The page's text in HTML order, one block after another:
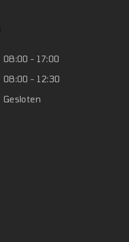
08:00 - 17:00
08:00 - 12:30
Gesloten